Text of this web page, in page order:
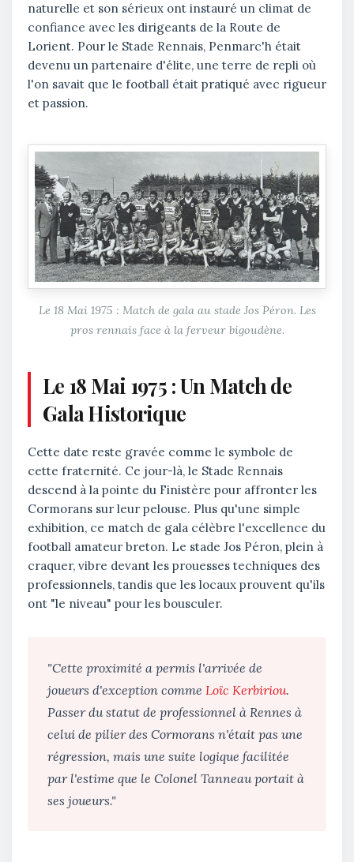
naturelle et son sérieux ont instauré un climat de
confiance avec les dirigeants de la Route de
Lorient. Pour le Stade Rennais, Penmarc'h était
devenu un partenaire d'élite, une terre de repli où
l'on savait que le football était pratiqué avec rigueur
et passion.
Le 18 Mai 1975 : Match de gala au stade Jos Péron. Les
pros rennais face à la ferveur bigoudène.
Le 18 Mai 1975 : Un Match de
Gala Historique
Cette date reste gravée comme le symbole de
cette fraternité. Ce jour-là, le Stade Rennais
descend à la pointe du Finistère pour affronter les
Cormorans sur leur pelouse. Plus qu'une simple
exhibition, ce match de gala célèbre l'excellence du
football amateur breton. Le stade Jos Péron, plein à
craquer, vibre devant les prouesses techniques des
professionnels, tandis que les locaux prouvent qu'ils
ont "le niveau" pour les bousculer.
"Cette proximité a permis l'arrivée de
joueurs d'exception comme Loïc Kerbiriou.
Passer du statut de professionnel à Rennes à
celui de pilier des Cormorans n'était pas une
régression, mais une suite logique facilitée
par l'estime que le Colonel Tanneau portait à
ses joueurs."